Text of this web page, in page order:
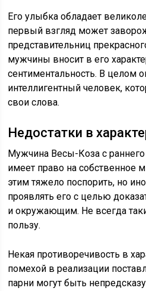
Его улыбка обладает
первый взгляд может
представительниц
мужчины вносит в его
сентиментальность. В целом
интеллигентный человек,
свои слова.
Недостатки в
Мужчина Весы-Коза с раннего
имеет право на собственное
этим тяжело поспорить, но
проявлять его с целью
и окружающим. Не всегда
пользу.
Некая противоречивость в
помехой в реализации
парни могут быть